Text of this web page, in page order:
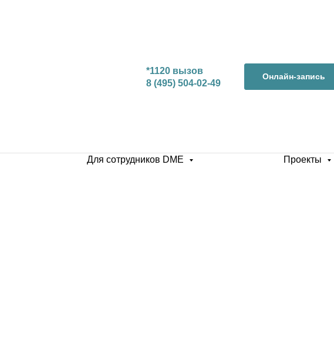
*1120 вызов
8 (495) 504-02-49
Онлайн-запись
Для сотрудников DME Проекты